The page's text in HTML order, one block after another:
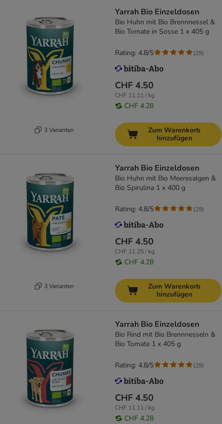
3 Varianten
Yarrah Bio Einzeldosen
Bio Huhn mit Bio Brennnessel &
Bio Tomate in Sosse 1 x 405 g
CHF 4.50
CHF 11.11 / kg
CHF 4.28
Rating: 4.8/5 (29)
Zum Warenkorb
hinzufügen
3 Varianten
Yarrah Bio Einzeldosen
Bio Huhn mit Bio Meeresalgen &
Bio Spirulina 1 x 400 g
CHF 4.50
CHF 11.25 / kg
CHF 4.28
Rating: 4.8/5 (29)
Zum Warenkorb
hinzufügen
Yarrah Bio Einzeldosen
Bio Rind mit Bio Brennnesseln &
Bio Tomate 1 x 405 g
CHF 4.50
CHF 11.11 / kg
CHF 4.28
Rating: 4.8/5 (29)